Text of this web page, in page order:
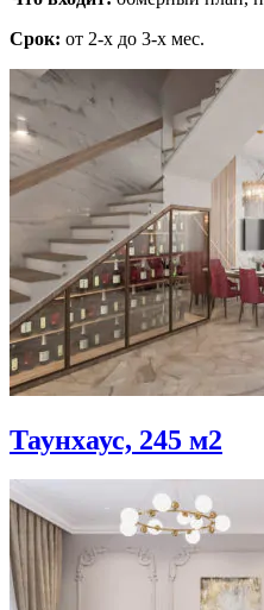
Срок: от 2-х до 3-х мес.
Таунхаус, 245 м2